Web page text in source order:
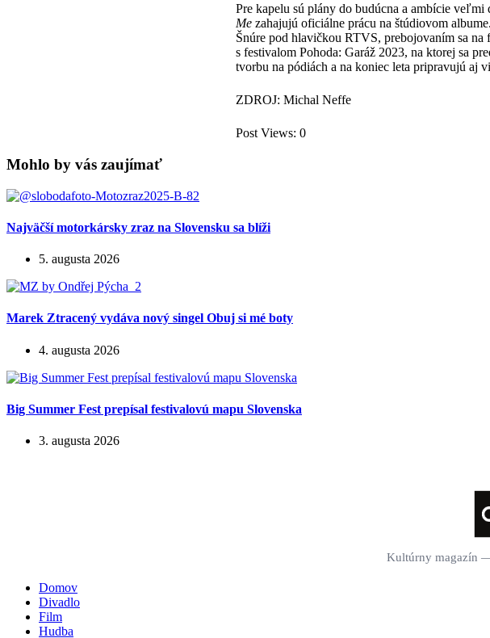
Pre kapelu sú plány do budúcna a ambície
Me zahajujú oficiálne prácu na štúdiovom
Šnúre pod hlavičkou RTVS, prebojovaním sa
s festivalom Pohoda: Garáž 2023, na ktorej sa
tvorbu na pódiách a na koniec leta pripravujú aj
ZDROJ: Michal Neffe
Post Views: 0
Mohlo by vás zaujímať
Najväčší motorkársky zraz na Slovensku sa blíži
5. augusta 2026
Marek Ztracený vydáva nový singel Obuj si mé boty
4. augusta 2026
Big Summer Fest prepísal festivalovú mapu Slovenska
3. augusta 2026
Kultúrny magazín
Domov
Divadlo
Film
Hudba